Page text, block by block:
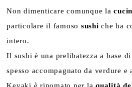
Non dimenticare comunque la
particolare il famoso sushiche ha
intero.
Il sushi è una prelibatezza a base
spesso accompagnato da verdure